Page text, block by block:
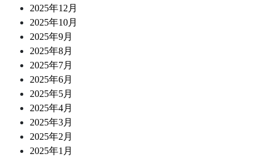
2025年12月
2025年10月
2025年9月
2025年8月
2025年7月
2025年6月
2025年5月
2025年4月
2025年3月
2025年2月
2025年1月